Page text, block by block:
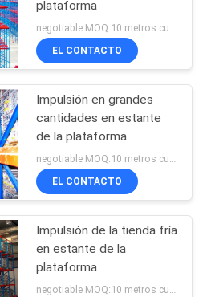
plataforma
negotiable MOQ:10 metros cuadrados
EL CONTACTO
Impulsión en grandes
cantidades en estante
de la plataforma
EL CONTACTO
Impulsión de la tienda fría
en estante de la
plataforma